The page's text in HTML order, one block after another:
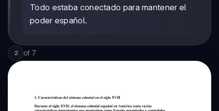
Todo estaba conectado para mantener el
poder español.
2 of 7